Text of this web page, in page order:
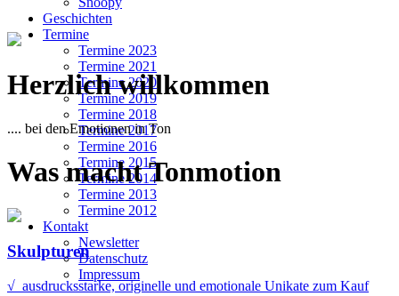
Geschichten
Termine
Termine 2023
Termine 2021
Termine 2020
Termine 2019
Termine 2018
Termine 2017
Termine 2016
Termine 2015
Termine 2014
Termine 2013
Termine 2012
Kontakt
Newsletter
Datenschutz
Impressum
Herzlich willkommen
.... bei den Emotionen in Ton
Was macht Tonmotion
Skulpturen
√ ausdrucksstarke, originelle und emotionale Unikate zum Kauf